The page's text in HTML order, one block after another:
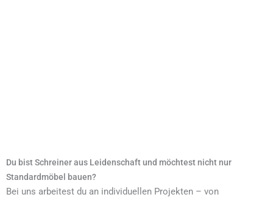
Du bist Schreiner aus Leidenschaft und möchtest nicht nur
Standardmöbel bauen?
Bei uns arbeitest du an individuellen Projekten – von